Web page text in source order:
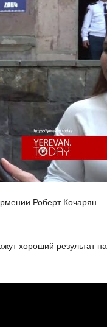
Роберт Кочарян
хороший результат на